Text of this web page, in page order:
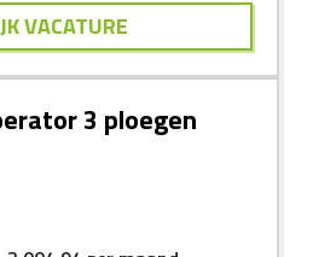
VACATURE
3 ploegen